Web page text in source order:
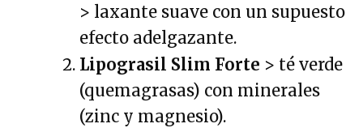
> laxante suave con un supuesto
efecto adelgazante.
Lipograsil Slim Forte > té verde
(quemagrasas) con minerales
(zinc y magnesio).